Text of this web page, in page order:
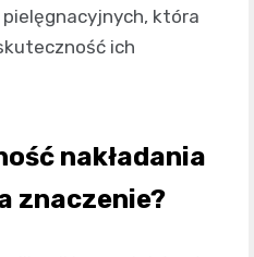
która
ich
nakładania
znaczenie?